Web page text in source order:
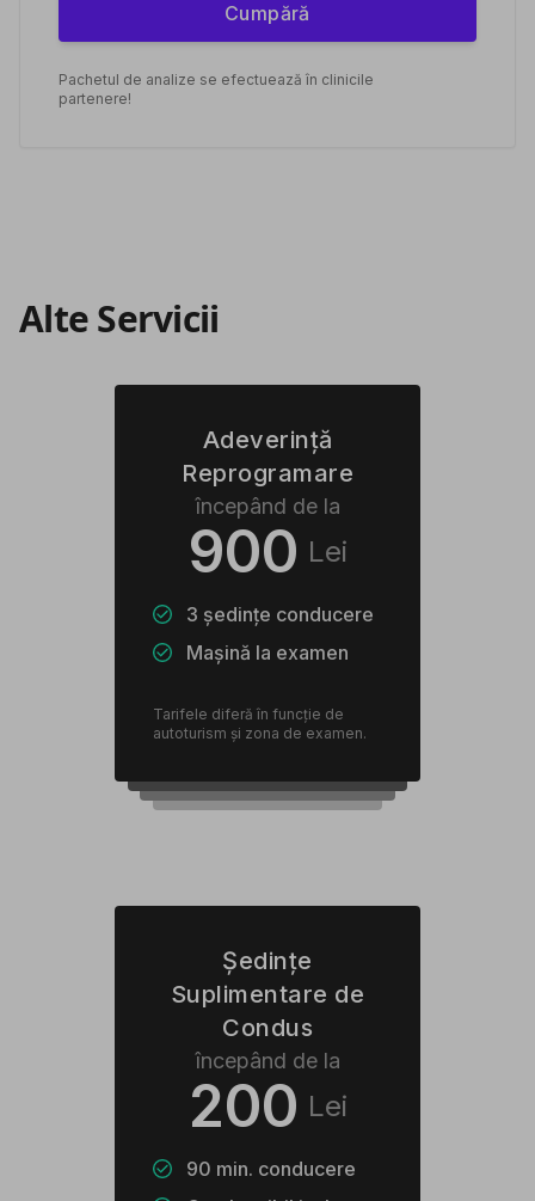
Cumpără
Pachetul de analize se efectuează în clinicile
partenere!
Alte Servicii
Adeverință
Reprogramare
începând de la
900 Lei
3 ședințe conducere
Mașină la examen
Tarifele diferă în funcție de
autoturism și zona de examen.
Ședințe
Suplimentare de
Condus
începând de la
200 Lei
90 min. conducere